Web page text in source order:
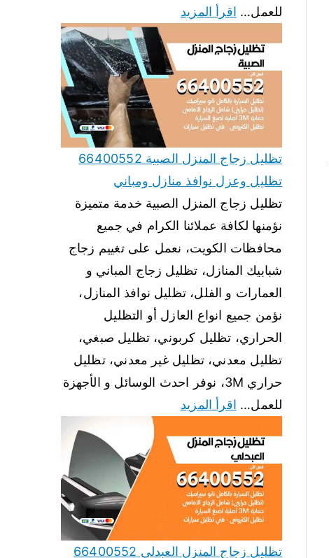
للعمل… اقرأ المزيد
تظليل زجاج المنزل الصبية 66400552
تظليل وعزل نوافذ منازل ومباني
تظليل زجاج المنزل الصبية خدمة متميزة
نؤمنها لكافة عملائنا الكرام في جميع
محافظات الكويت، نعمل على تغييم زجاج
شبابيك المنازل، تظليل زجاج المباني و
العمارات و الفلل، تظليل نوافذ المنازل،
نؤمن جميع انواع العازل أو التظليل
الحراري، تظليل كربوني، تظليل صبغي،
تظليل معدني، تظليل غير معدني، تظليل
حراري 3M، نوفر احدث الوسائل و الأجهزة
للعمل… اقرأ المزيد
تظليل زجاج المنزل العبدلي 66400552